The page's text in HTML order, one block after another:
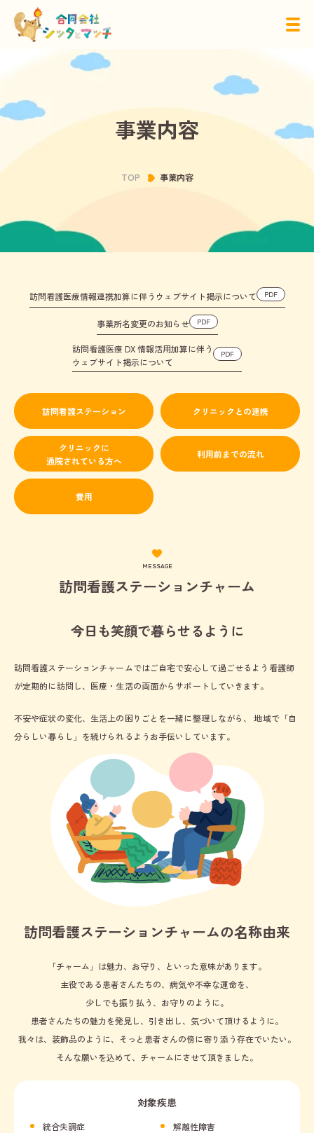
会社紹介
年末年始、そのほか事務所が定める日
事業内容
TOP 事業内容
訪問看護医療情報連携加算に伴うウェブサイト掲示について PDF
事業所名変更のお知らせ PDF
訪問看護医療 DX 情報活用加算に伴う
ウェブサイト掲示について
PDF
訪問看護ステーション クリニックとの連携
クリニックに
通院されている方へ
利用前までの流れ
費用
MESSAGE
訪問看護ステーションチャーム
今日も笑顔で暮らせるように
訪問看護ステーションチャームではご自宅で安心して過ごせるよう看護師
が定期的に訪問し、医療・生活の両面からサポートしていきます。
不安や症状の変化、生活上の困りごとを一緒に整理しながら、地域で「自
分らしい暮らし」を続けられるようお手伝いしています。
訪問看護ステーションチャームの名称由来
「チャーム」は魅力、お守り、といった意味があります。
主役である患者さんたちの、病気や不幸な運命を、
少しでも振り払う、お守りのように。
患者さんたちの魅力を発見し、引き出し、 気づいて頂けるように。
我々は、装飾品のように、 そっと患者さんの傍に寄り添う存在でいたい。
そんな願いを込めて、 チャームにさせて頂きました。
対象疾患
統合失調症
解離性障害